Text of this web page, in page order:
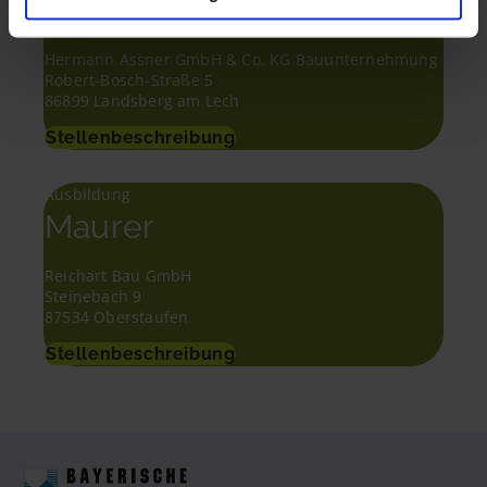
Maurer
Hermann Assner GmbH & Co. KG Bauunternehmung
Robert-Bosch-Straße 5
86899 Landsberg am Lech
Stellenbeschreibung
Ausbildung
Maurer
Reichart Bau GmbH
Steinebach 9
87534 Oberstaufen
Stellenbeschreibung